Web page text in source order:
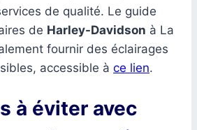
de qualité. Le guide
de Harley-Davidson à La
fournir des éclairages
accessible à ce lien.
à éviter avec